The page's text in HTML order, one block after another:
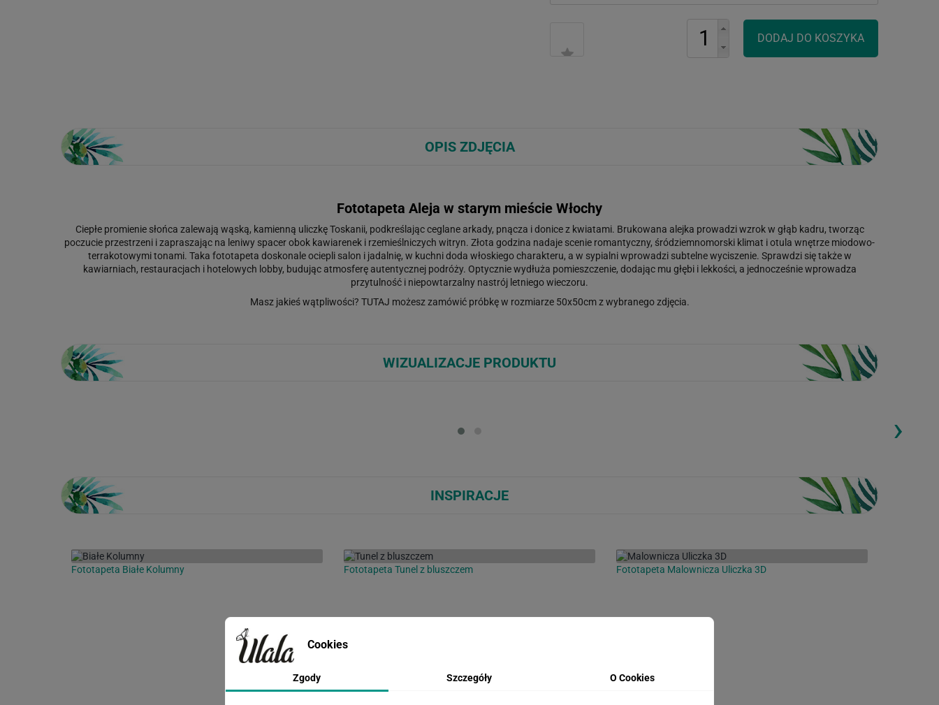
OPIS ZDJĘCIA
Fototapeta Aleja w starym mieście Włochy
Ciepłe promienie słońca zalewają wąską, kamienną uliczkę Toskanii, podkreślając ceglane arkady, pnącza i donice z kwiatami. Brukowana alejka prowadzi wzrok w głąb kadru, tworząc
poczucie przestrzeni i zapraszając na leniwy spacer obok kawiarenek i rzemieślniczych witryn. Złota godzina nadaje scenie romantyczny, śródziemnomorski klimat i otula wnętrze miodowo-
terrakotowymi tonami. Taka fototapeta doskonale ociepli salon i jadalnię, w kuchni doda włoskiego charakteru, a w sypialni wprowadzi subtelne wyciszenie. Sprawdzi się także w
kawiarniach, restauracjach i hotelowych lobby, budując atmosferę autentycznej podróży. Optycznie wydłuża pomieszczenie, dodając mu głębi i lekkości, a jednocześnie wprowadza
przytulność i niepowtarzalny nastrój letniego wieczoru.
Masz jakieś wątpliwości? TUTAJ możesz zamówić próbkę w rozmiarze 50x50cm z wybranego zdjęcia.
WIZUALIZACJE PRODUKTU
Loading...
›
INSPIRACJE
Fototapeta Białe Kolumny Fototapeta Tunel z bluszczem Fototapeta Malownicza Uliczka 3D
Cookies
Zgody Szczegóły O Cookies